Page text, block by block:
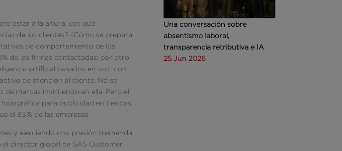
estar a la altura: ¿en qué
de los clientes? ¿Cómo se prepara
de comportamiento de los
de las firmas contactadas; por otro,
artificial basados ​​en voz, con
de atención al cliente. No se
marcas invirtiendo en ella. Pero el
para publicidad en tiendas,
el 83% de las empresas.
y ejerciendo una presión tremenda
el director global de SAS Customer
Una conversación sobre
absentismo laboral,
transparencia retributiva e IA
25 Jun 2026